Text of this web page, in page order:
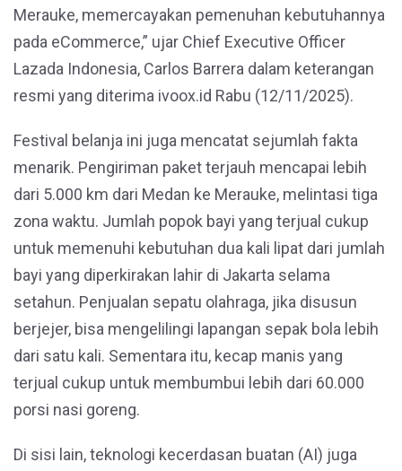
Merauke, memercayakan pemenuhan kebutuhannya
pada eCommerce,” ujar Chief Executive Officer
Lazada Indonesia, Carlos Barrera dalam keterangan
resmi yang diterima ivoox.id Rabu (12/11/2025).
Festival belanja ini juga mencatat sejumlah fakta
menarik. Pengiriman paket terjauh mencapai lebih
dari 5.000 km dari Medan ke Merauke, melintasi tiga
zona waktu. Jumlah popok bayi yang terjual cukup
untuk memenuhi kebutuhan dua kali lipat dari jumlah
bayi yang diperkirakan lahir di Jakarta selama
setahun. Penjualan sepatu olahraga, jika disusun
berjejer, bisa mengelilingi lapangan sepak bola lebih
dari satu kali. Sementara itu, kecap manis yang
terjual cukup untuk membumbui lebih dari 60.000
porsi nasi goreng.
Di sisi lain, teknologi kecerdasan buatan (AI) juga